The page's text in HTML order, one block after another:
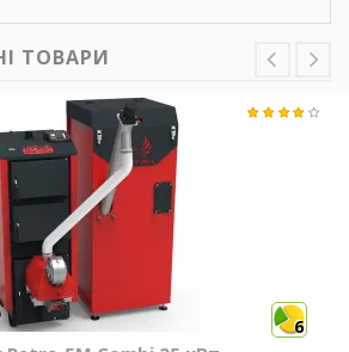
ТОВАРИ
6